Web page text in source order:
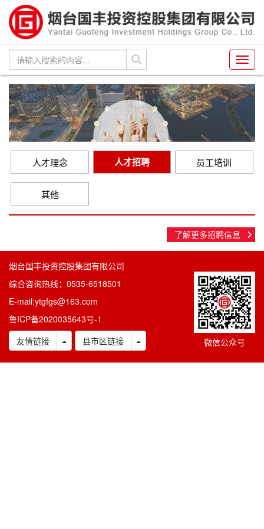
人才理念 人才招聘 员工培训
其他
了解更多招聘信息
烟台国丰投资控股集团有限公司
综合咨询热线：0535-6518501
E-mail:ytgfgs@163.com
鲁ICP备2020035643号-1
友情链接
Toggle Dropdown
县市区链接 Toggle Dropdown微信公众号